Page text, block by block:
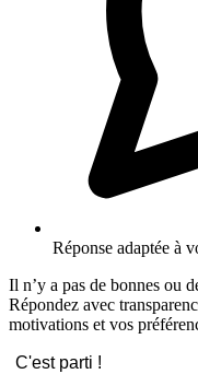
Réponse adaptée à
Il n’y a pas de bonnes ou
Répondez avec
motivations et vos
C'est parti !